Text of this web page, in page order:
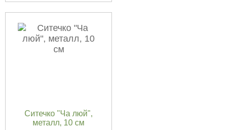
Ситечко "Ча люй",
металл, 10 см